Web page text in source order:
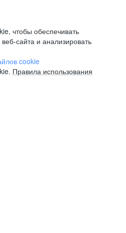
чтобы обеспечивать
сайта и анализировать
cookie
Правила использования